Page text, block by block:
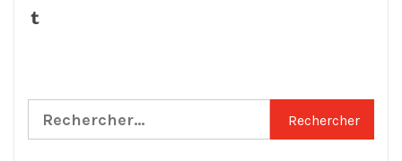
Tumblr
Rechercher :